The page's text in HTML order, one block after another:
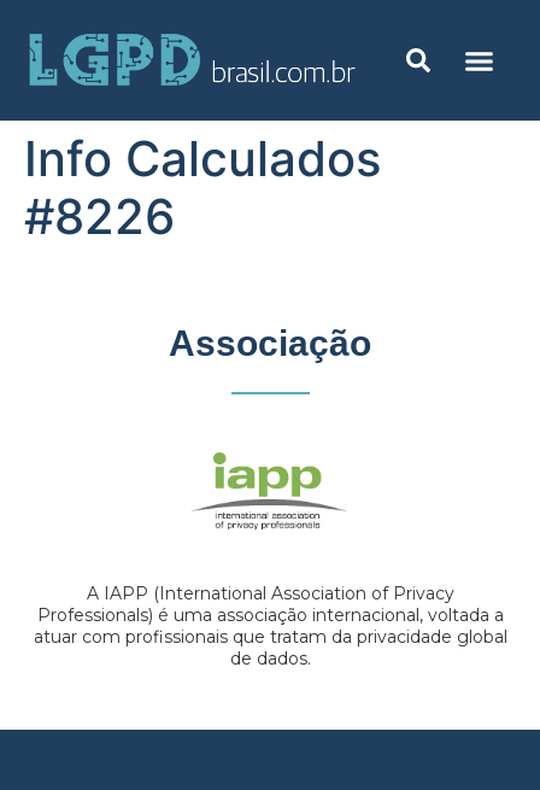
Info Calculados
#8226
Associação
A IAPP (International Association of Privacy
Professionals) é uma associação internacional, voltada a
atuar com profissionais que tratam da privacidade global
de dados.